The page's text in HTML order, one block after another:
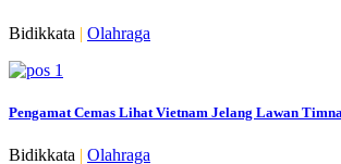
Bidikkata | Olahraga
Pengamat Cemas Lihat Vietnam Jelang Lawan
Bidikkata | Olahraga